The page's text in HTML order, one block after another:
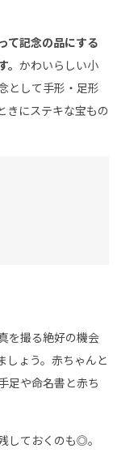
て記念の品にする
かわいらしい小
として手形・足形
きにステキな宝もの
を撮る絶好の機会
しょう。赤ちゃんと
足や命名書と赤ち
しておくのも◎。